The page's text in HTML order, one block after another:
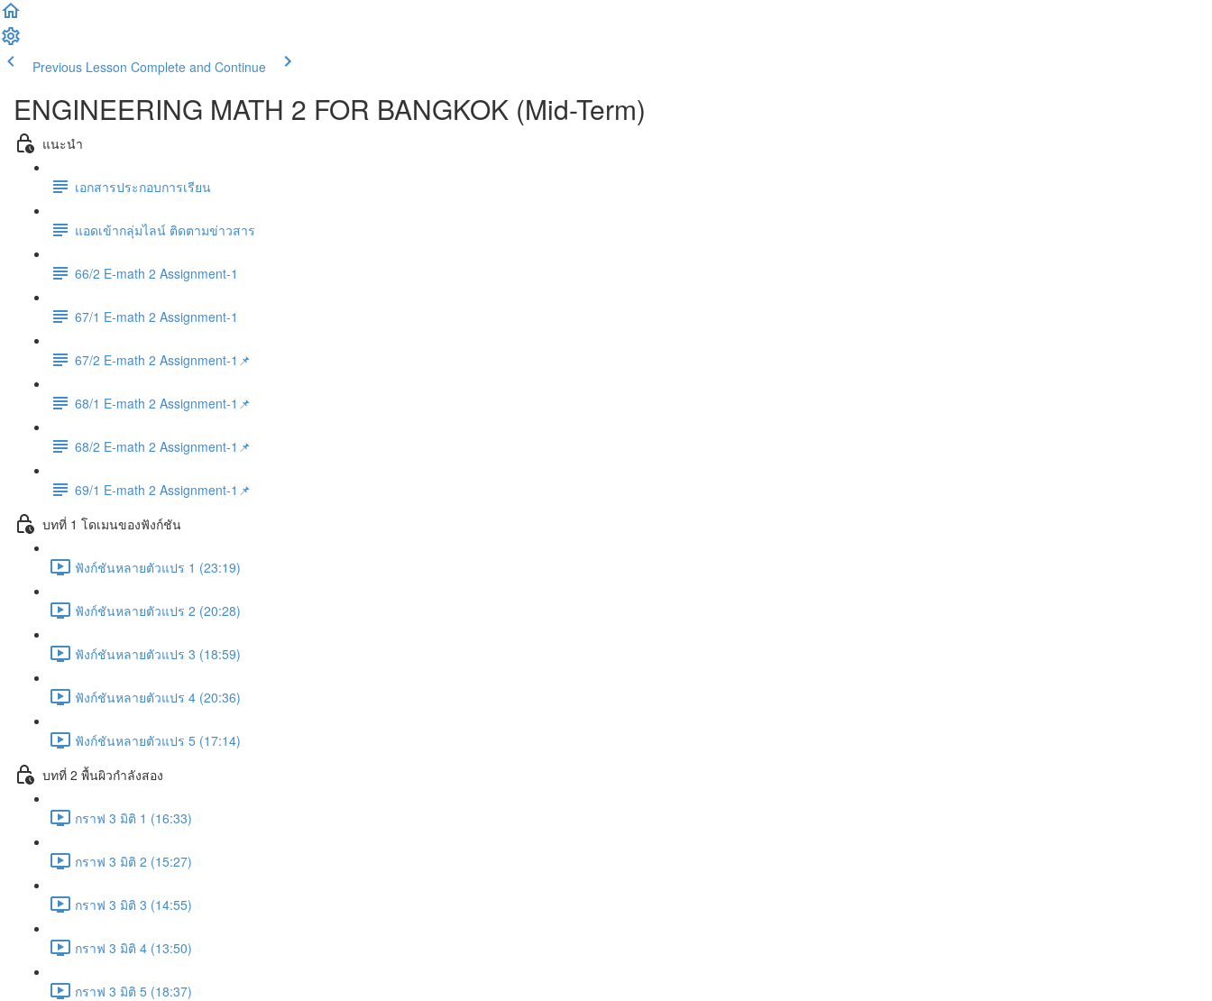
Previous Lesson Complete and Continue
ENGINEERING MATH 2 FOR BANGKOK (Mid-Term)
แนะนำ
เอกสารประกอบการเรียน
แอดเข้ากลุ่มไลน์ ติดตามข่าวสาร
66/2 E-math 2 Assignment-1
67/1 E-math 2 Assignment-1
67/2 E-math 2 Assignment-1📌
68/1 E-math 2 Assignment-1📌
68/2 E-math 2 Assignment-1📌
69/1 E-math 2 Assignment-1📌
บทที่ 1 โดเมนของฟังก์ชัน
ฟังก์ชันหลายตัวแปร 1 (23:19)
ฟังก์ชันหลายตัวแปร 2 (20:28)
ฟังก์ชันหลายตัวแปร 3 (18:59)
ฟังก์ชันหลายตัวแปร 4 (20:36)
ฟังก์ชันหลายตัวแปร 5 (17:14)
บทที่ 2 พื้นผิวกำลังสอง
กราฟ 3 มิติ 1 (16:33)
กราฟ 3 มิติ 2 (15:27)
กราฟ 3 มิติ 3 (14:55)
กราฟ 3 มิติ 4 (13:50)
กราฟ 3 มิติ 5 (18:37)